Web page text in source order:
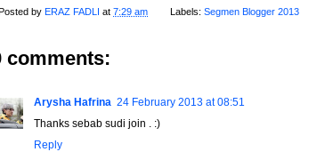
by ERAZ FADLI at 7:29 am Labels: Segmen Blogger 2013
comments:
Arysha Hafrina 24 February 2013 at 08:51
Thanks sebab sudi join . :)
Reply